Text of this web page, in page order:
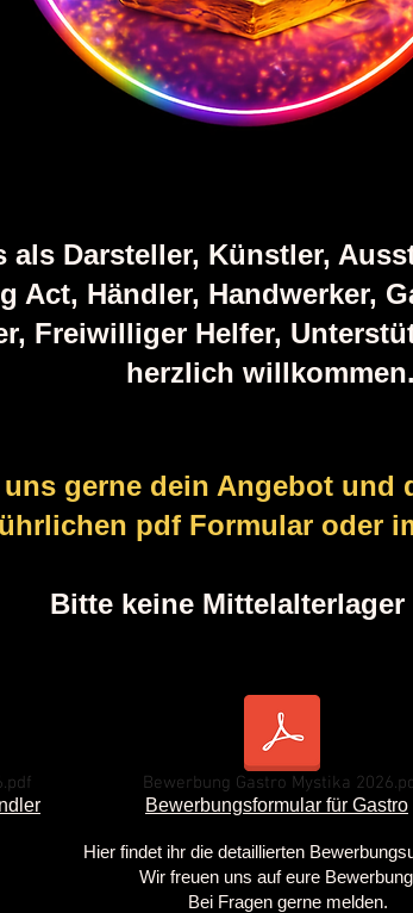
als Darsteller, Künstler,
Act, Händler, Handwerker,
Freiwilliger Helfer,
herzlich willkommen.
gerne dein Angebot und
pdf Formular oder
Bitte keine Mittelalterlager
Bewerbung Gastro Mystika
Bewerbungsformular für Gastro
Hier findet ihr die detaillierten
Wir freuen uns auf eure
Bei Fragen gerne melden.